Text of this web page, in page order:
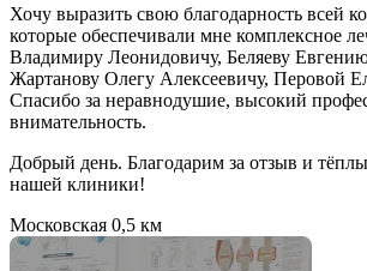
Хочу выразить свою благодарность всей
которые обеспечивали мне комплексное
Владимиру Леонидовичу, Беляеву
Жартанову Олегу Алексеевичу, Перовой
Спасибо за неравнодушие, высокий
внимательность.
Добрый день. Благодарим за отзыв и
нашей клиники!
Московская 0,5 км